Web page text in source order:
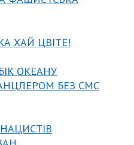
ХАЙ ЦВІТЕ!
ОКЕАНУ
БЕЗ СМС